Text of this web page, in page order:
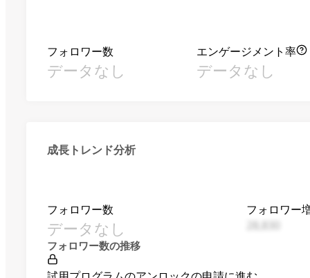
フォロワー数
データなし
エンゲージメント率
データなし
成長トレンド分析
フォロワー数
データなし
フォロワー
フォロワー数の推移